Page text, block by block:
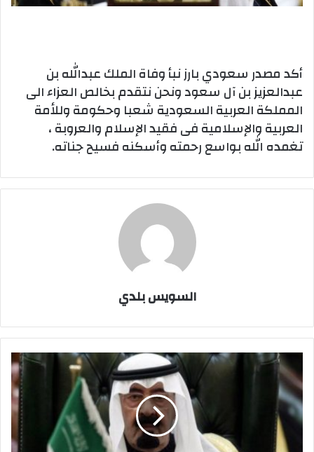
أكد مصدر سعودي بارز نبأ وفاة الملك عبدالله بن
عبدالعزيز بن آل سعود ونحن نتقدم بخالص العزاء الى
المملكة العربية السعودية شعبا وحكومة وللأمة
العربية والإسلامية فى فقيد الإسلام والعروبة ،
تغمده الله بواسع رحمته وأسكنه فسيح جناته.
السويس بلدي
وفاة
خادم
الحرمين
الشريفين
الملك
عبدالله